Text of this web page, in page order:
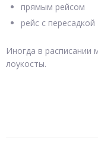
прямым рейсом
рейс с пересадкой
Иногда в расписании
лоукосты.